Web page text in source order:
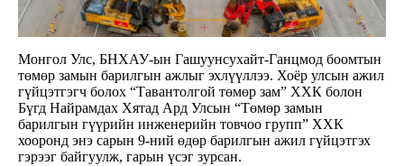
Монгол Улс, БНХАУ-ын Гашуунсухайт-Ганцмод боомтын
төмөр замын барилгын ажлыг эхлүүллээ. Хоёр улсын ажил
гүйцэтгэгч болох “Тавантолгой төмөр зам” ХХК болон
Бүгд Найрамдах Хятад Ард Улсын “Төмөр замын
барилгын гүүрийн инженерийн товчоо групп” ХХК
хооронд энэ сарын 9-ний өдөр барилгын ажил гүйцэтгэх
гэрээг байгуулж, гарын үсэг зурсан.